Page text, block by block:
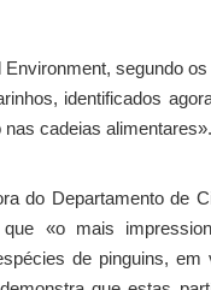
segundo
identificados
cadeias alimentares».
do Departamento de
«o mais
de pinguins,